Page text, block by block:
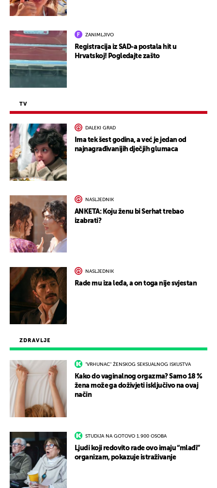
ZDRAVLJE
"VRHUNAC" ŽENSKOG SEKSUALNOG ISKUSTVA
Kako do vaginalnog orgazma? Samo 18 %
žena može ga doživjeti isključivo na ovaj
način
STUDIJA NA GOTOVO 1.900 OSOBA
Ljudi koji redovito rade ovo imaju “mlađi”
organizam, pokazuje istraživanje
ZANIMLJIVO
Registracija iz SAD-a postala hit u
Hrvatskoj! Pogledajte zašto
TV
DALEKI GRAD
Ima tek šest godina, a već je jedan od
najnagrađivanijih dječjih glumaca
NASLJEDNIK
ANKETA: Koju ženu bi Serhat trebao
izabrati?
NASLJEDNIK
Rade mu iza leđa, a on toga nije svjestan